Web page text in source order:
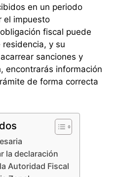
en un periodo
el impuesto
fiscal puede
y su
sanciones y
encontrarás información
de forma correcta
la declaración
Autoridad Fiscal